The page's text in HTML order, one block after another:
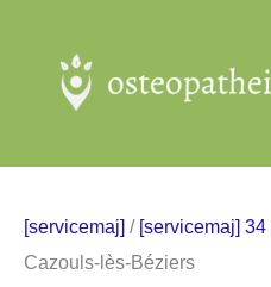
contenu
[servicemaj] / [servicemaj]
Cazouls-lès-Béziers